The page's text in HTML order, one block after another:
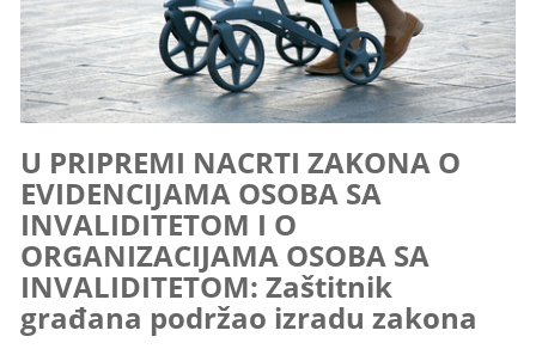
U PRIPREMI NACRTI ZAKONA O
EVIDENCIJAMA OSOBA SA
INVALIDITETOM I O
ORGANIZACIJAMA OSOBA SA
INVALIDITETOM: Zaštitnik
građana podržao izradu zakona